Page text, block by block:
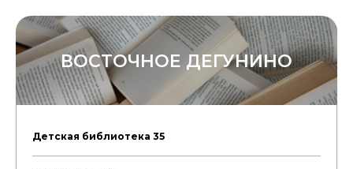
ВОСТОЧНОЕ ДЕГУНИНО
Детская библиотека 35